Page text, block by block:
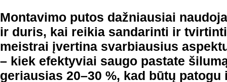
Montavimo putos dažniausiai
ir duris, kai reikia sandarinti ir
meistrai įvertina svarbiausius
– kiek efektyviai saugo pastate
geriausias 20–30 %, kad būtų